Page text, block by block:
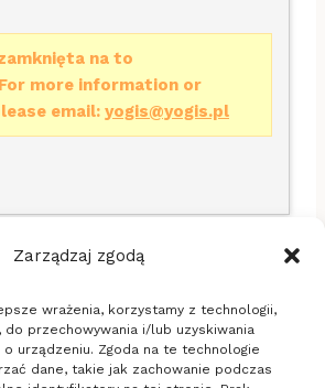
Zarządzaj zgodą
wrażenia, korzystamy z technologii,
przechowywania i/lub uzyskiwania
urządzeniu. Zgoda na te technologie
dane, takie jak zachowanie podczas
na to
more information or
email: yogis@yogis.pl